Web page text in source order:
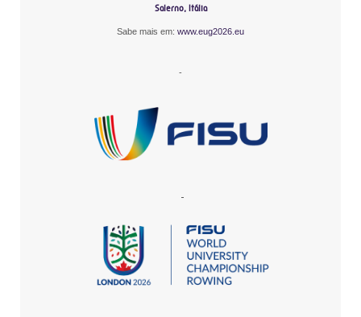
Salerno, Itália
Sabe mais em: www.eug2026.eu
-
-